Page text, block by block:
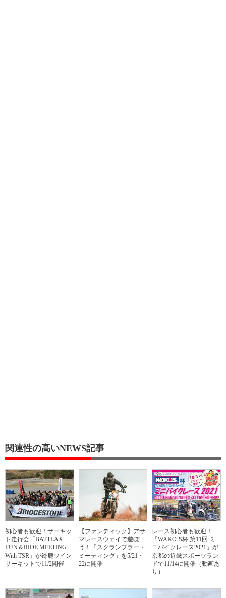
関連性の高いNEWS記事
初心者も歓迎！サーキッ
ト走行会「BATTLAX
FUN＆RIDE MEETING
With TSR」が鈴鹿ツイン
サーキットで11/2開催
【ファンティック】アサ
マレースウェイで遊ぼ
う！「スクランブラー・
ミーティング」を5/21・
22に開催
レース初心者も歓迎！
「WAKO`S杯 第11回 ミ
ニバイクレース2021」が
京都の近畿スポーツラン
ドで11/14に開催（動画あ
り）